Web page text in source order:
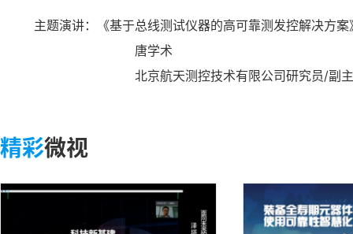
主题演讲：
《基于总线测试仪器的高可靠测发控解决方案
唐学术
北京航天测控技术有限公司研究员/副
精彩微视